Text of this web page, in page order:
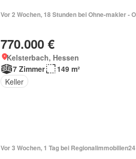
Vor 2 Wochen, 18 Stunden bei Ohne-makler -
770.000 €
Kelsterbach, Hessen
7 Zimmer
149 m²
Keller
Vor 3 Wochen, 1 Tag bei Regionalimmobilien24